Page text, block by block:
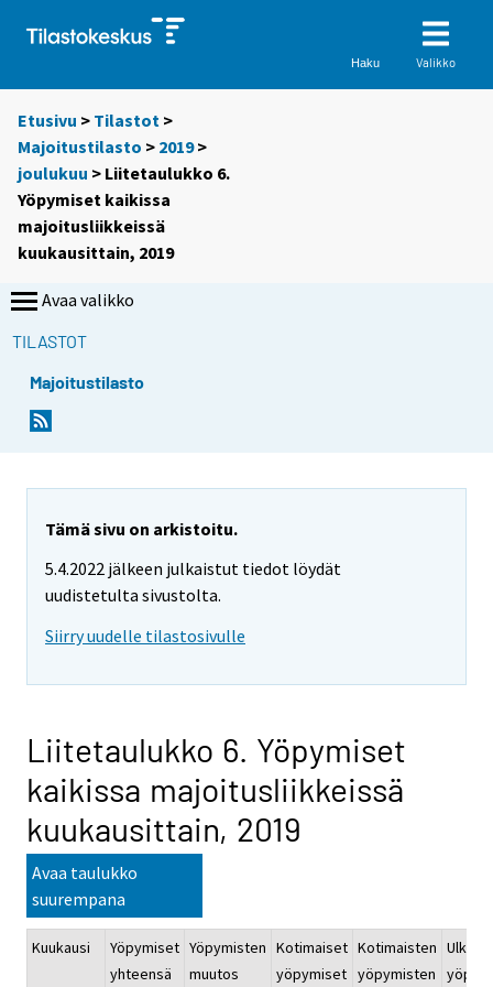
Haku Valikko
Etusivu > Tilastot >
Majoitustilasto > 2019>
joulukuu > Liitetaulukko 6.
Yöpymiset kaikissa
majoitusliikkeissä
kuukausittain, 2019
Avaa valikko
TILASTOT
Majoitustilasto
Tämä sivu on arkistoitu.
5.4.2022 jälkeen julkaistut tiedot löydät
uudistetulta sivustolta.
Siirry uudelle tilastosivulle
Liitetaulukko 6. Yöpymiset
kaikissa majoitusliikkeissä
kuukausittain, 2019
Avaa taulukko
suurempana
Kuukausi
Yöpymiset
yhteensä
Yöpymisten
muutos
Kotimaiset
yöpymiset
Kotimaisten
yöpymisten